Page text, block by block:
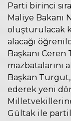
Parti birinci
Maliye Bakanı
oluşturulacak
alacağı
Başkanı
mazbatalarını
Başkan
ederek yeni
Gültak ile